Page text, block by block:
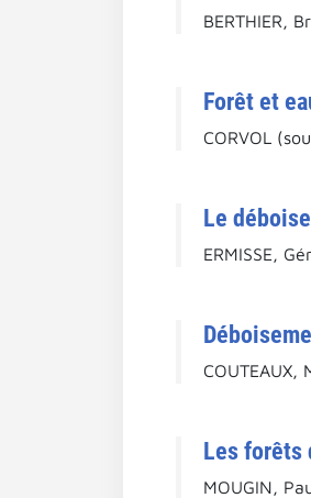
BERTHIER,
Forêt et
CORVOL
Le
ERMISSE,
COUTEAUX,
Les forêts
MOUGIN,